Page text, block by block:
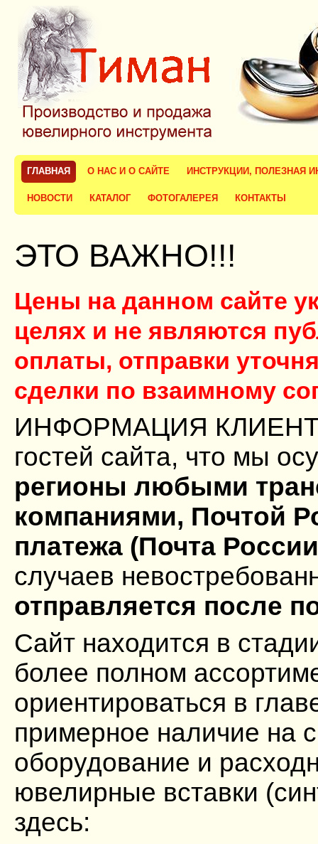
ГЛАВНАЯ О НАС И О САЙТЕ ИНСТРУКЦИИ, ПОЛЕЗНАЯ
НОВОСТИ КАТАЛОГ ФОТОГАЛЕРЕЯ КОНТАКТЫ
ЭТО ВАЖНО!!!
Цены на данном сайте
целях и не являются
оплаты, отправки
сделки по взаимному
ИНФОРМАЦИЯ
гостей сайта, что мы
регионы любыми
компаниями, Почтой
платежа (Почта
случаев
отправляется после
Сайт находится в
более полном
ориентироваться в
примерное наличие на
оборудование и
ювелирные вставки
здесь: